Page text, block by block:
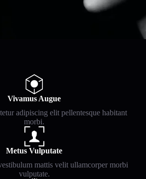
Vivamus Augue
adipiscing elit pellentesque habitant
morbi.
Metus Vulputate
mattis velit ullamcorper morbi
vulputate.